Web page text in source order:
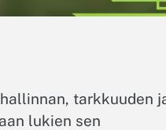
tarkkuuden
lukien sen